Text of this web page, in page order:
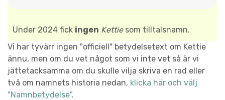
Under 2024 fick ingen Kettiesom tilltalsnamn.
Vi har tyvärr ingen "officiell" betydelsetext om Kettie
ännu, men om du vet något som vi inte vet så är vi
jättetacksamma om du skulle vilja skriva en rad eller
två om namnets historia nedan, klicka här och välj
"Namnbetydelse".